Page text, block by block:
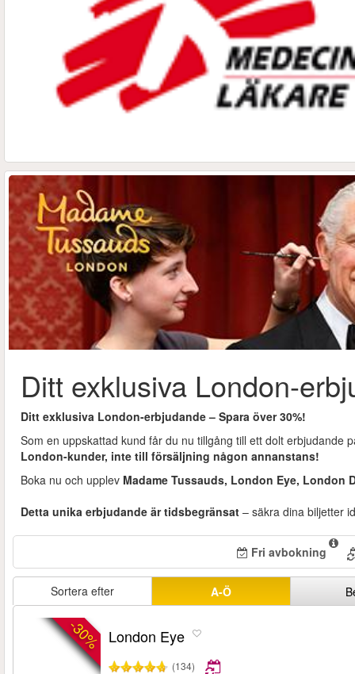
Ditt exklusiva London-
Ditt exklusiva London-erbjudande – Spara över 30%!
Som en uppskattad kund får du nu tillgång till ett dolt
London-kunder, inte till försäljning någon annanstans!
Boka nu och upplev Madame Tussauds, London Eye, London
Detta unika erbjudande är tidsbegränsat – säkra dina biljetter
Fri avbokning
Sortera efter A-Ö
-30% London Eye
(134)